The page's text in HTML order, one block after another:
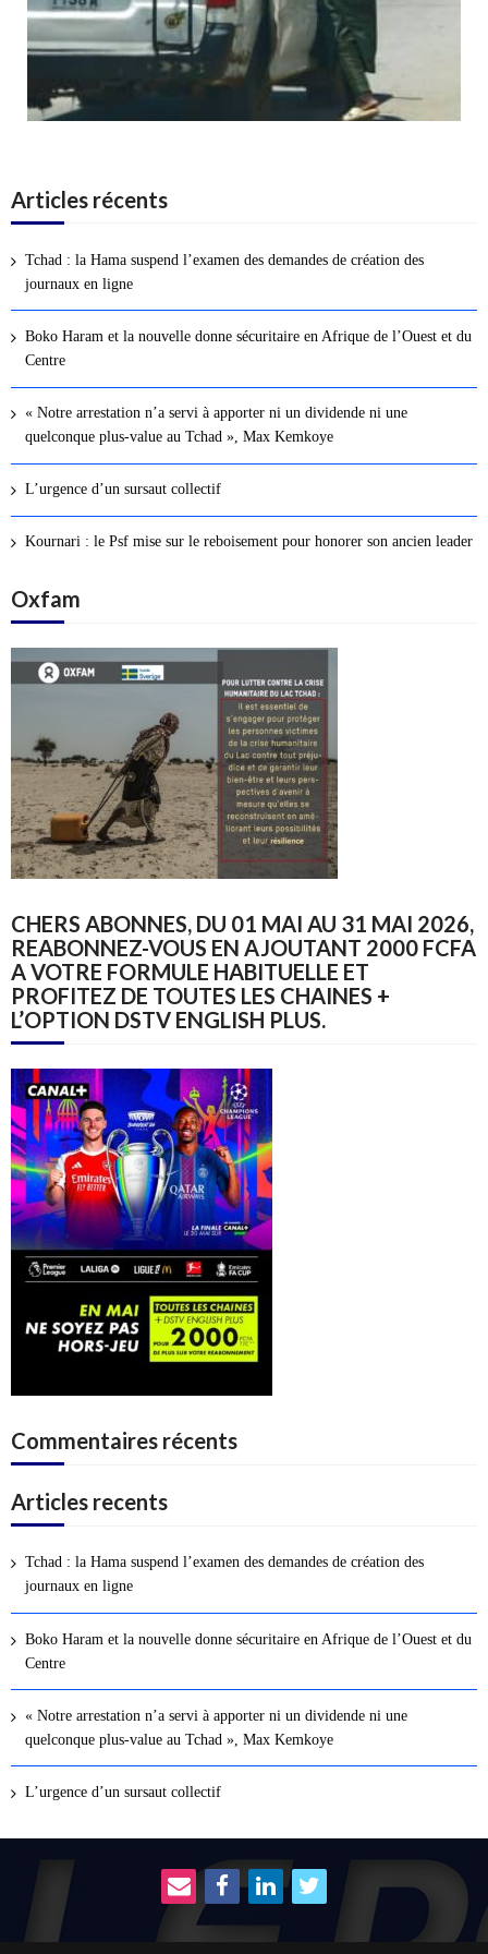
Articles récents
Tchad : la Hama suspend l’examen des demandes de création des
journaux en ligne
Boko Haram et la nouvelle donne sécuritaire en Afrique de l’Ouest et du
Centre
« Notre arrestation n’a servi à apporter ni un dividende ni une
quelconque plus-value au Tchad », Max Kemkoye
L’urgence d’un sursaut collectif
Kournari : le Psf mise sur le reboisement pour honorer son ancien leader
Oxfam
CHERS ABONNES, DU 01 MAI AU 31 MAI 2026,
REABONNEZ-VOUS EN AJOUTANT 2000 FCFA
A VOTRE FORMULE HABITUELLE ET
PROFITEZ DE TOUTES LES CHAINES +
L’OPTION DSTV ENGLISH PLUS.
Commentaires récents
Articles recents
Tchad : la Hama suspend l’examen des demandes de création des
journaux en ligne
Boko Haram et la nouvelle donne sécuritaire en Afrique de l’Ouest et du
Centre
« Notre arrestation n’a servi à apporter ni un dividende ni une
quelconque plus-value au Tchad », Max Kemkoye
L’urgence d’un sursaut collectif